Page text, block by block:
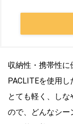
収納性・携帯性に
PACLITEを使用し
とても軽く、し
ので、どんなシー